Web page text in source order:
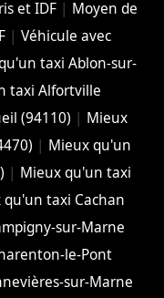
et IDF | Moyen de
|Véhicule avec
taxi Ablon-sur-
taxi Alfortville
(94110) | Mieux
| Mieux qu'un
| Mieux qu'un taxi
qu'un taxi Cachan
sur-Marne
le-Pont
sur-Marne